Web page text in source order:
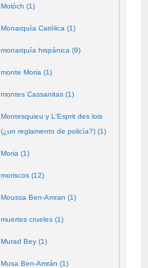
Molóch (1)
Monarquía Católica (1)
monarquía hispánica (9)
monte Moria (1)
montes Cassanitas (1)
Montesquieu y L'Esprit des lois
(¿un reglamento de policía?) (1)
Moria (1)
moriscos (12)
Moussa Ben-Amran (1)
muertes crueles (1)
Murad Bey (1)
Musa Ben-Amrán (1)